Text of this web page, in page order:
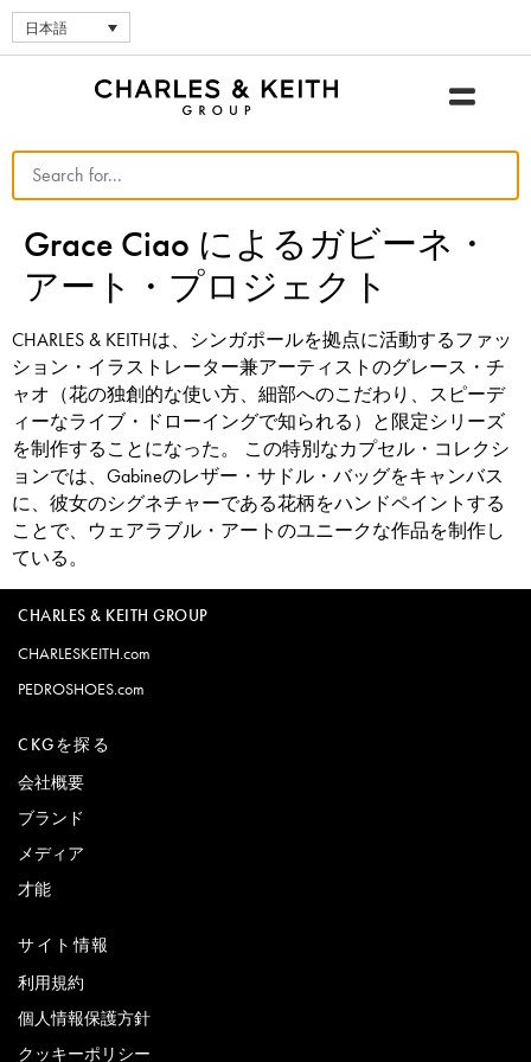
日本語
Grace Ciao によるガビーネ・
アート・プロジェクト
CHARLES & KEITHは、シンガポールを拠点に活動するファッ
ション・イラストレーター兼アーティストのグレース・チ
ャオ（花の独創的な使い方、細部へのこだわり、スピーデ
ィーなライブ・ドローイングで知られる）と限定シリーズ
を制作することになった。 この特別なカプセル・コレクシ
ョンでは、Gabineのレザー・サドル・バッグをキャンバス
に、彼女のシグネチャーである花柄をハンドペイントする
ことで、ウェアラブル・アートのユニークな作品を制作し
ている。
CHARLES & KEITH GROUP
CHARLESKEITH.com
PEDROSHOES.com
CKGを探る
会社概要
ブランド
メディア
才能
サイト情報
利用規約
個人情報保護方針
クッキーポリシー